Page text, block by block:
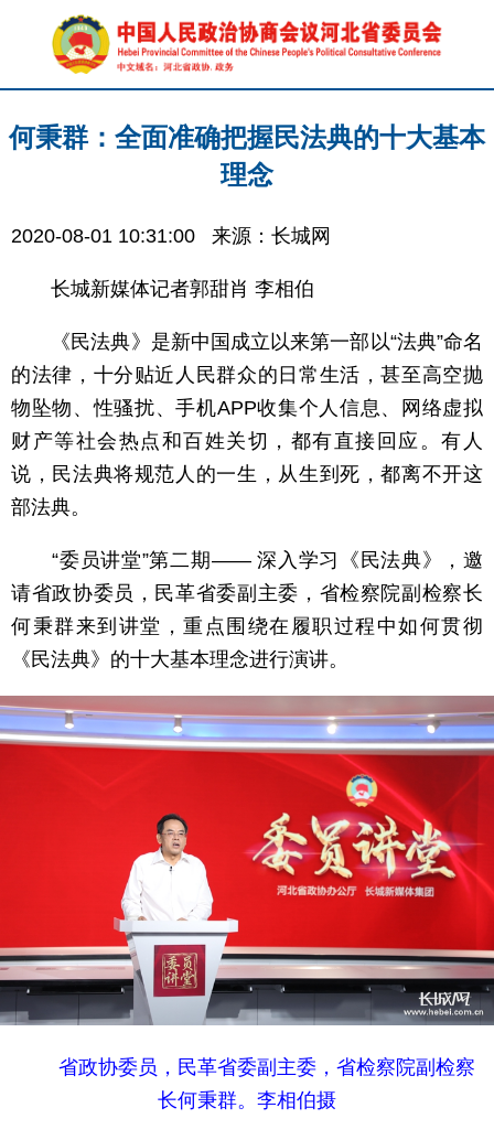
何秉群：全面准确把握民法典的十大基本
理念
2020-08-01 10:31:00 来源：长城网
长城新媒体记者郭甜肖 李相伯
《民法典》是新中国成立以来第一部以“法典”命名
的法律，十分贴近人民群众的日常生活，甚至高空抛
物坠物、性骚扰、手机APP收集个人信息、网络虚拟
财产等社会热点和百姓关切，都有直接回应。有人
说，民法典将规范人的一生，从生到死，都离不开这
部法典。
“委员讲堂”第二期—— 深入学习《民法典》，邀
请省政协委员，民革省委副主委，省检察院副检察长
何秉群来到讲堂，重点围绕在履职过程中如何贯彻
《民法典》的十大基本理念进行演讲。
省政协委员，民革省委副主委，省检察院副检察
长何秉群。李相伯摄